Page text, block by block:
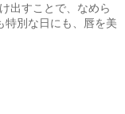
出すことで、なめら
特別な日にも、唇を美